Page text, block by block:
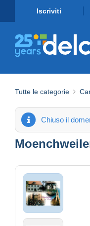
Iscriviti
Tutte le categorie
Chiuso il